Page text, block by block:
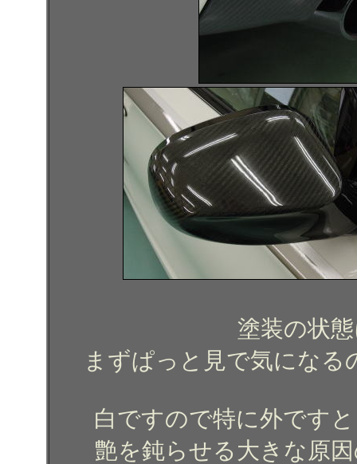
塗装の状
まずぱっと見で気になる
白ですので特に外です
艶を鈍らせる大きな原